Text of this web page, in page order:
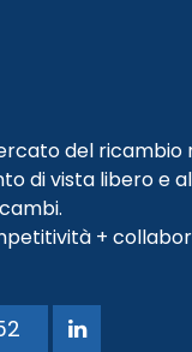
del ricambio
di vista libero e
+